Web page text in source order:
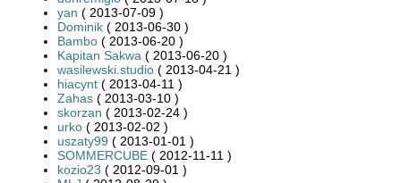
yan ( 2013-07-09 )
Dominik ( 2013-06-30 )
Bambo ( 2013-06-20 )
Kapitan Sakwa ( 2013-06-20 )
wasilewski.studio ( 2013-04-21 )
hiacynt ( 2013-04-11 )
Zahas ( 2013-03-10 )
skorzan ( 2013-02-24 )
urko ( 2013-02-02 )
uszaty99 ( 2013-01-01 )
SOMMERCUBE ( 2012-11-11 )
kozio23 ( 2012-09-01 )